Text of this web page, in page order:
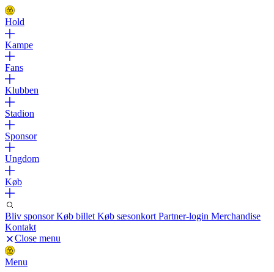
Hold
Kampe
Fans
Klubben
Stadion
Sponsor
Ungdom
Køb
Bliv sponsorKøb billet Køb sæsonkort Partner-login Merchandise
Kontakt
Close menu
Menu